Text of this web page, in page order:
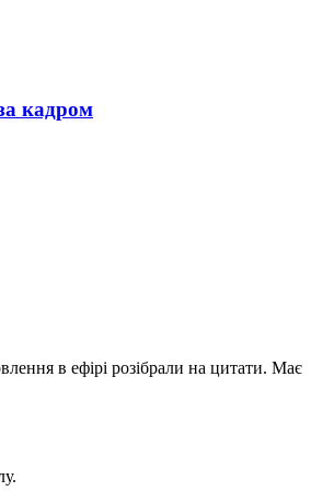
кадром
в ефірі розібрали на цитати. Має